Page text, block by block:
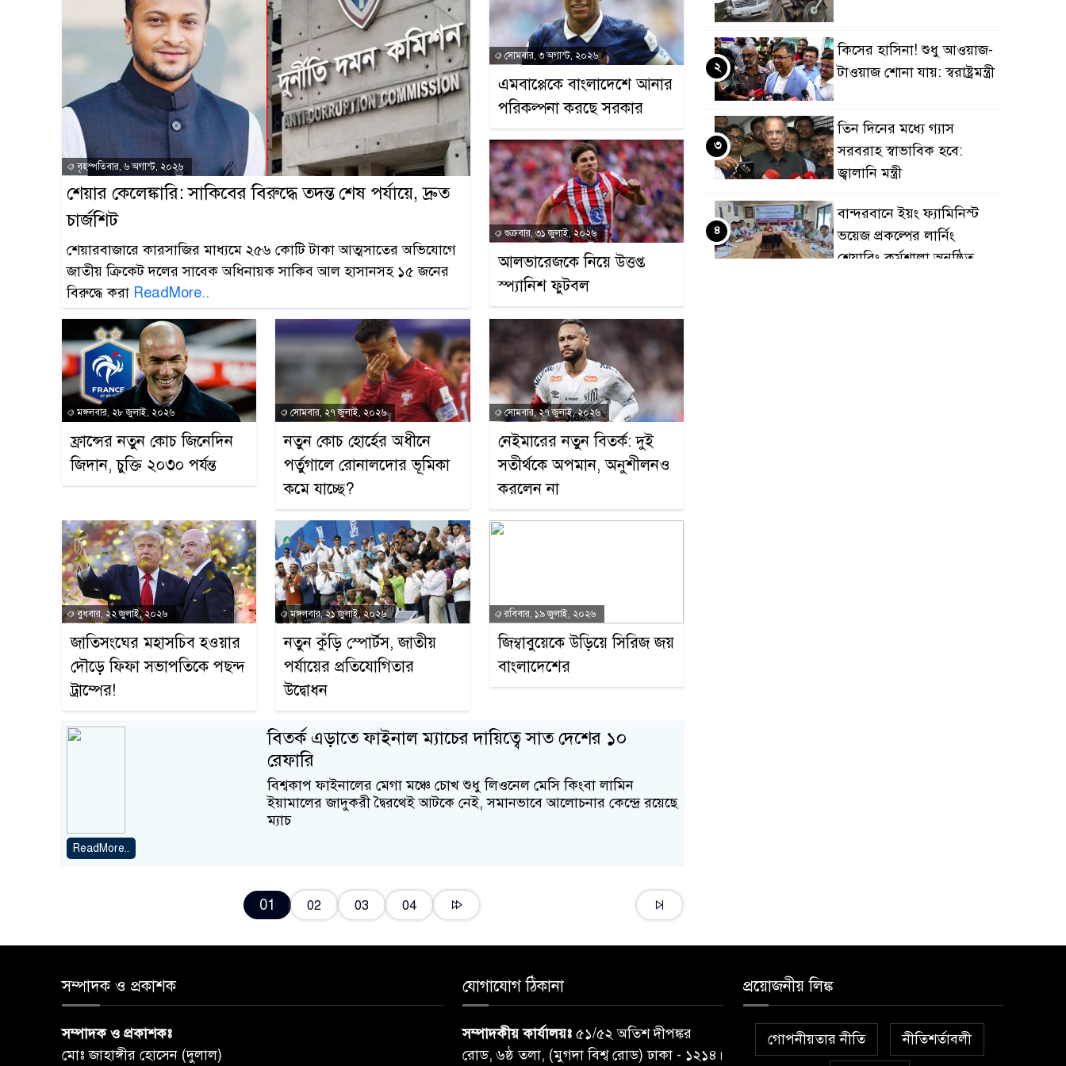
বৃহস্পতিবার, ৬ অগাস্ট, ২০২৬
শেয়ার কেলেঙ্কারি: সাকিবের বিরুদ্ধে তদন্ত শেষ পর্যায়ে, দ্রুত
চার্জশিট
শেয়ারবাজারে কারসাজির মাধ্যমে ২৫৬ কোটি টাকা আত্মসাতের অভিযোগে
জাতীয় ক্রিকেট দলের সাবেক অধিনায়ক সাকিব আল হাসানসহ ১৫ জনের
বিরুদ্ধে করা ReadMore..
সোমবার, ৩ অগাস্ট, ২০২৬
এমবাপ্পেকে বাংলাদেশে আনার
পরিকল্পনা করছে সরকার
শুক্রবার, ৩১ জুলাই, ২০২৬
আলভারেজকে নিয়ে উত্তপ্ত
স্প্যানিশ ফুটবল
মঙ্গলবার, ২৮ জুলাই, ২০২৬
ফ্রান্সের নতুন কোচ জিনেদিন
জিদান, চুক্তি ২০৩০ পর্যন্ত
সোমবার, ২৭ জুলাই, ২০২৬
নতুন কোচ হোর্হের অধীনে
পর্তুগালে রোনালদোর ভূমিকা
কমে যাচ্ছে?
সোমবার, ২৭ জুলাই, ২০২৬
নেইমারের নতুন বিতর্ক: দুই
সতীর্থকে অপমান, অনুশীলনও
করলেন না
বুধবার, ২২ জুলাই, ২০২৬
জাতিসংঘের মহাসচিব হওয়ার
দৌড়ে ফিফা সভাপতিকে পছন্দ
ট্রাম্পের!
মঙ্গলবার, ২১ জুলাই, ২০২৬
নতুন কুঁড়ি স্পোর্টস, জাতীয়
পর্যায়ের প্রতিযোগিতার
উদ্বোধন
রবিবার, ১৯ জুলাই, ২০২৬
জিম্বাবুয়েকে উড়িয়ে সিরিজ জয়
বাংলাদেশের
বিতর্ক এড়াতে ফাইনাল ম্যাচের দায়িত্বে সাত দেশের ১০
রেফারি
বিশ্বকাপ ফাইনালের মেগা মঞ্চে চোখ শুধু লিওনেল মেসি কিংবা লামিন
ইয়ামালের জাদুকরী দ্বৈরথেই আটকে নেই, সমানভাবে আলোচনার কেন্দ্রে রয়েছে
ম্যাচ
ReadMore..
01 02 03 04
কিসের হাসিনা! শুধু আওয়াজ-
টাওয়াজ শোনা যায়: স্বরাষ্ট্রমন্ত্রী
২
তিন দিনের মধ্যে গ্যাস
সরবরাহ স্বাভাবিক হবে:
জ্বালানি মন্ত্রী
৩
বান্দরবানে ইয়ং ফ্যামিনিস্ট
ভয়েজ প্রকল্পের লার্নিং
শেয়ারিং কর্মশালা অনুষ্ঠিত
৪
সম্পাদক ও প্রকাশক
সম্পাদক ও প্রকাশকঃ
মোঃ জাহাঙ্গীর হোসেন (দুলাল)
যোগাযোগ ঠিকানা
সম্পাদকীয় কার্যালয়ঃ ৫১/৫২ অতিশ দীপঙ্কর
রোড, ৬ষ্ঠ তলা, (মুগদা বিশ্ব রোড) ঢাকা - ১২১৪।
প্রয়োজনীয় লিঙ্ক
গোপনীয়তার নীতি নীতিশর্তাবলী